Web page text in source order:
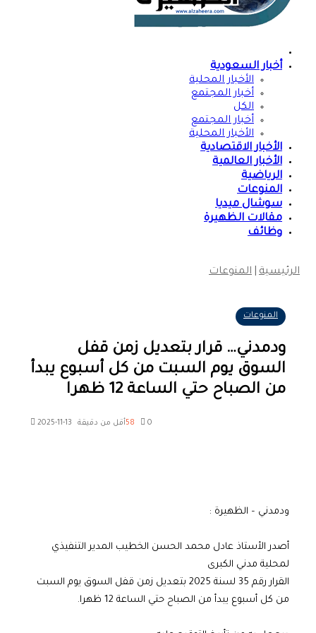
الرئيسية
أخبار السعودية
الأخبار المحلية
أخبار المجتمع
الكل
أخبار المجتمع
الأخبار المحلية
الأخبار الاقتصادية
الأخبار العالمية
الرياضية
المنوعات
سوشال ميديا
مقالات الظهيرة
وظائف
الرئيسية|المنوعات
المنوعات
ودمدني… قرار بتعديل زمن قفل
السوق يوم السبت من كل أسبوع يبدأ
من الصباح حتي الساعة 12 ظهرا
2025-11-13 58 أقل من دقيقة
ودمدني – الظهيرة :
أصدر الأستاذ عادل محمد الحسن الخطيب المدير التنفيذي
لمحلية مدني الكبرى
القرار رقم 35 لسنة 2025 بتعديل زمن قفل السوق يوم السبت
من كل أسبوع يبدأ من الصباح حتي الساعة 12 ظهرا.